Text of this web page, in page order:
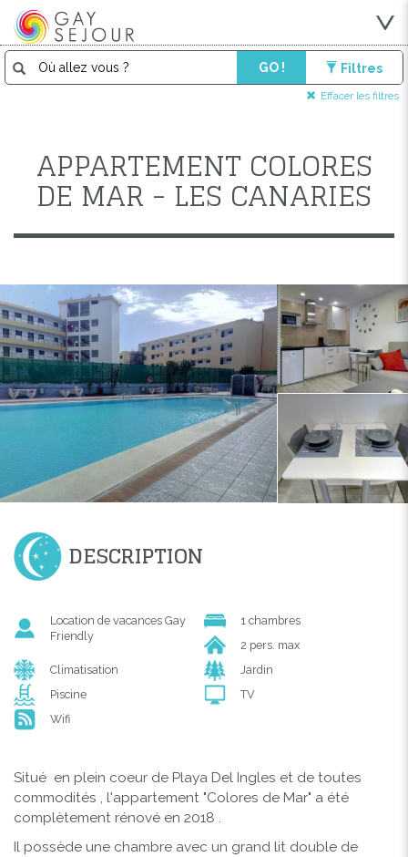
GO ! Filtres
Effacer les filtres
APPARTEMENT COLORES
DE MAR - LES CANARIES
DESCRIPTION
Location de vacances Gay
Friendly
1 chambres
2 pers. max
Climatisation
Jardin
Piscine
TV
Wifi
Situé en plein coeur de Playa Del Ingles et de toutes
commodités , l'appartement "Colores de Mar" a été
complètement rénové en 2018 .
Il possède une chambre avec un grand lit double de